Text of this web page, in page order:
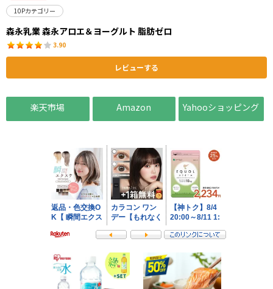
10Pカテゴリー
森永乳業 森永アロエ＆ヨーグルト 脂肪ゼロ
3.90
レビューする
楽天市場 Amazon Yahooショッピング